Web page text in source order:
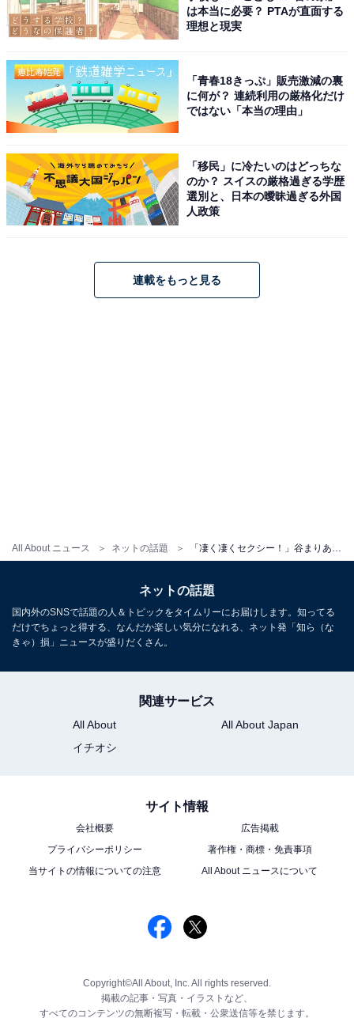
All About ニュース ネットの話題
は本当に必要？ PTAが直面する
理想と現実
「青春18きっぷ」販売激減の裏
に何が？ 連続利用の厳格化だけ
ではない「本当の理由」
「移民」に冷たいのはどっちな
のか？ スイスの厳格過ぎる学歴
選別と、日本の曖昧過ぎる外国
人政策
連載をもっと見る
ネットの話題
国内外のSNSで話題の人＆トピックをタイムリーにお届けします。知ってる
だけでちょっと得する、なんだか楽しい気分になれる、ネット発「知ら（な
きゃ）損」ニュースが盛りだくさん。
関連サービス
All About
All About Japan
イチオシ
サイト情報
会社概要
広告掲載
プライバシーポリシー
著作権・商標・免責事項
当サイトの情報についての注意
All About ニュースについて
Copyright©All About, Inc. All rights reserved.
掲載の記事・写真・イラストなど、
すべてのコンテンツの無断複写・転載・公衆送信等を禁じます。